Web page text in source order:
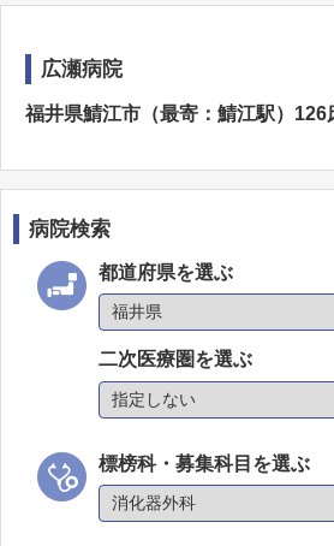
広瀬病院
福井県鯖江市（最寄：鯖江駅）126
病院検索
都道府県を選ぶ
二次医療圏を選ぶ
標榜科・募集科目を選ぶ